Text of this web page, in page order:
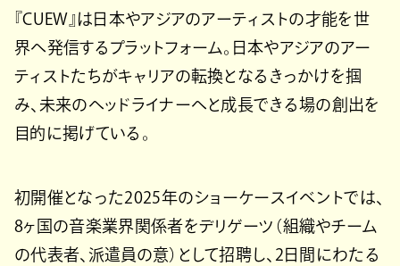
『CUEW』は日本やアジアのアーティストの才能を世
界へ発信するプラットフォーム。日本やアジアのアー
ティストたちがキャリアの転換となるきっかけを掴
み、未来のヘッドライナーへと成長できる場の創出を
目的に掲げている。
初開催となった2025年のショーケースイベントでは、
8ヶ国の音楽業界関係者をデリゲーツ（組織やチーム
の代表者、派遣員の意）として招聘し、2日間にわたる